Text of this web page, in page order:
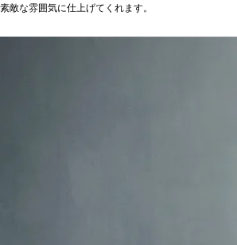
敵な雰囲気に仕上げてくれます。